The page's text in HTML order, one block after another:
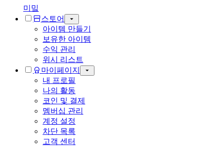
미밐
스토어
아이템 만들기
보유한 아이템
수익 관리
위시 리스트
마이페이지
내 프로필
나의 활동
코인 및 결제
멤버십 관리
계정 설정
차단 목록
고객 센터